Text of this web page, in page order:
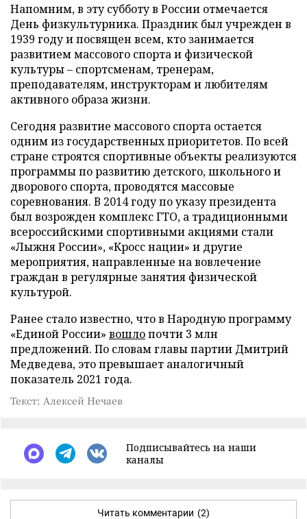
Напомним, в эту субботу в России отмечается
День физкультурника. Праздник был учрежден в
1939 году и посвящен всем, кто занимается
развитием массового спорта и физической
культуры – спортсменам, тренерам,
преподавателям, инструкторам и любителям
активного образа жизни.
Сегодня развитие массового спорта остается
одним из государственных приоритетов. По всей
стране строятся спортивные объекты реализуются
программы по развитию детского, школьного и
дворового спорта, проводятся массовые
соревнования. В 2014 году по указу президента
был возрожден комплекс ГТО, а традиционными
всероссийскими спортивными акциями стали
«Лыжня России», «Кросс нации» и другие
мероприятия, направленные на вовлечение
граждан в регулярные занятия физической
культурой.
Ранее стало известно, что в Народную программу
«Единой России» вошлопочти 3 млн
предложений. По словам главы партии Дмитрий
Медведева, это превышает аналогичный
показатель 2021 года.
Текст: Алексей Нечаев
Подписывайтесь на наши
каналы
Читать комментарии (2)